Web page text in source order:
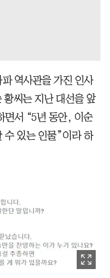
역사관을 가진 인사
황씨는 지난 대선을 앞
면서 “5년 동안, 이순
수 있는 인물”이라 하